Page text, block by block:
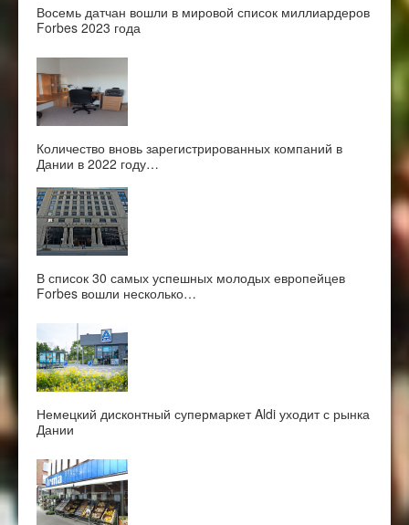
Восемь датчан вошли в мировой список миллиардеров
Forbes 2023 года
Количество вновь зарегистрированных компаний в
Дании в 2022 году…
В список 30 самых успешных молодых европейцев
Forbes вошли несколько…
Немецкий дисконтный супермаркет Aldi уходит с рынка
Дании